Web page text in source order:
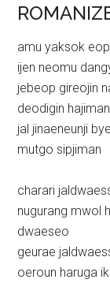
amu yaksok
ijen neomu
jebeop gireojin
deodigin
jal jinaeneunji
mutgo sipjiman
charari
nugurang mwol
dwaeseo
geurae
oeroun haruga